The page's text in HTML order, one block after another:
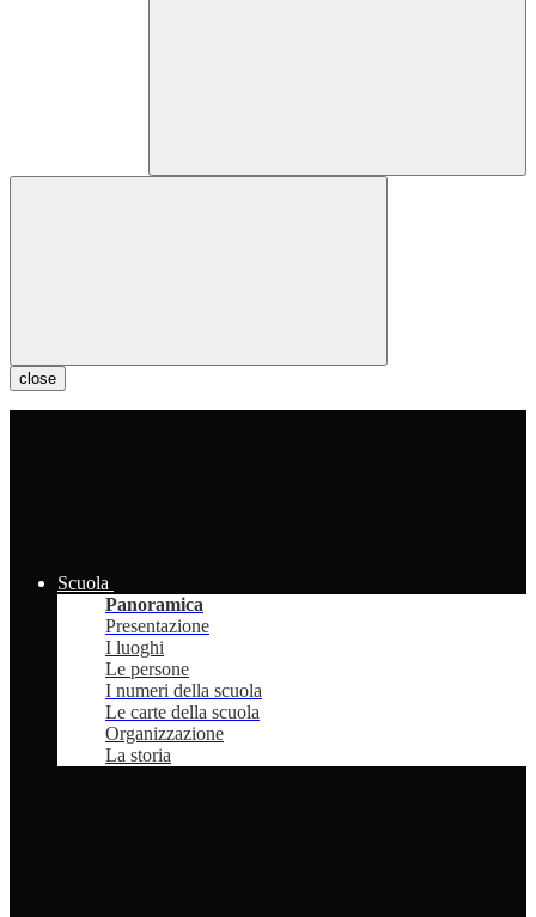
close
Scuola
Panoramica
Presentazione
I luoghi
Le persone
I numeri della scuola
Le carte della scuola
Organizzazione
La storia